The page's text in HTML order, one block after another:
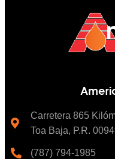
Carretera 865
Toa Baja, P.R.
(787) 794-1985